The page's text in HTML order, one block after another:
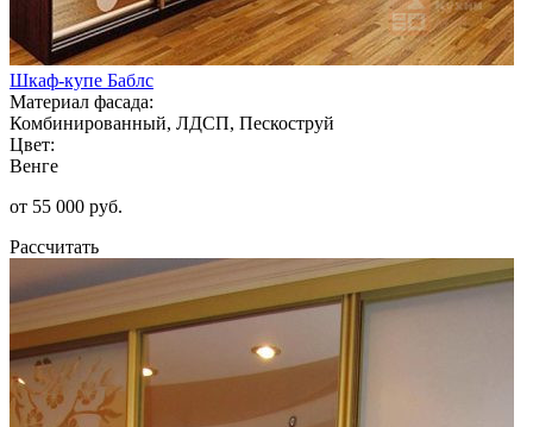
Шкаф-купе Баблс
Материал фасада:
Комбинированный, ЛДСП, Пескоструй
Цвет:
Венге
от 55 000 руб.
Рассчитать